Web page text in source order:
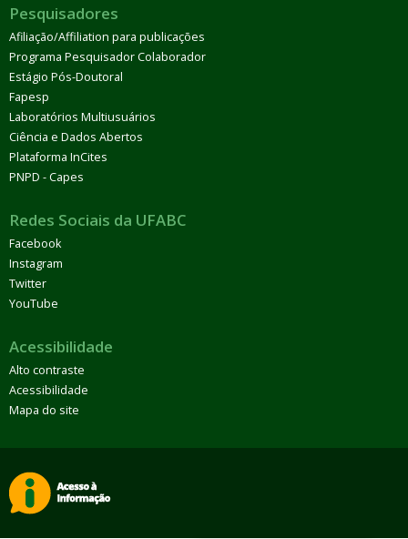
Pesquisadores
Afiliação/Affiliation para publicações
Programa Pesquisador Colaborador
Estágio Pós-Doutoral
Fapesp
Laboratórios Multiusuários
Ciência e Dados Abertos
Plataforma InCites
PNPD - Capes
Redes Sociais da UFABC
Facebook
Instagram
Twitter
YouTube
Acessibilidade
Alto contraste
Acessibilidade
Mapa do site